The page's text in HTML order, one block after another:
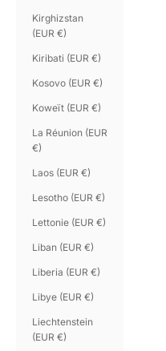
Kirghizstan
(EUR €)
Kiribati (EUR €)
Kosovo (EUR €)
Koweït (EUR €)
La Réunion (EUR
€)
Laos (EUR €)
Lesotho (EUR €)
Lettonie (EUR €)
Liban (EUR €)
Liberia (EUR €)
Libye (EUR €)
Liechtenstein
(EUR €)